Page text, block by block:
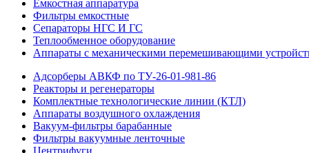
Емкостная аппаратура
Фильтры емкостные
Сепараторы НГС И ГС
Теплообменное оборудование
Аппараты с механическими перемешивающими
Адсорберы АВКФ по ТУ-26-01-981-86
Реакторы и регенераторы
Комплектные технологические линии (КТЛ)
Аппараты воздушного охлаждения
Вакуум-фильтры барабанные
Фильтры вакуумные ленточные
Центрифуги